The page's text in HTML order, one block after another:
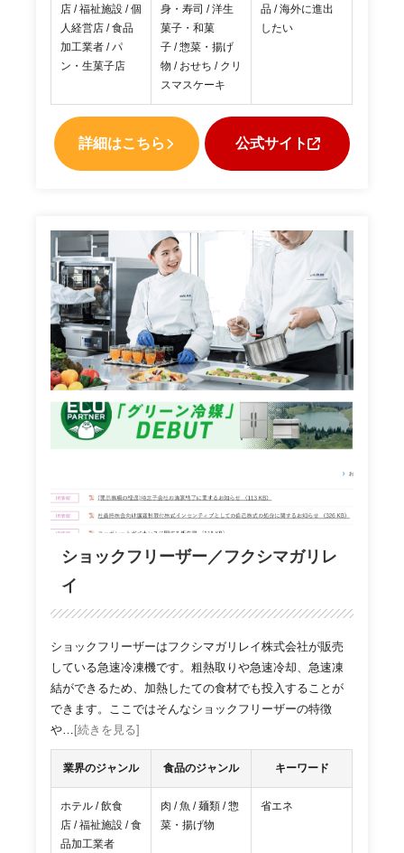
店 / 福祉施設 / 個
人経営店 / 食品
加工業者 / パ
ン・生菓子店
身・寿司 / 洋生
菓子・和菓
子 / 惣菜・揚げ
物 / おせち / クリ
スマスケーキ
品 / 海外に進出
したい
詳細はこちら 公式サイト
ショックフリーザー／フクシマガリレ
イ
ショックフリーザーはフクシマガリレイ株式会社が販売
している急速冷凍機です。粗熱取りや急速冷却、急速凍
結ができるため、加熱したての食材でも投入することが
できます。ここではそんなショックフリーザーの特徴
や… [続きを見る]
業界のジャンル 食品のジャンル キーワード
ホテル / 飲食
店 / 福祉施設 / 食
品加工業者
肉 / 魚 / 麺類 / 惣
菜・揚げ物
省エネ